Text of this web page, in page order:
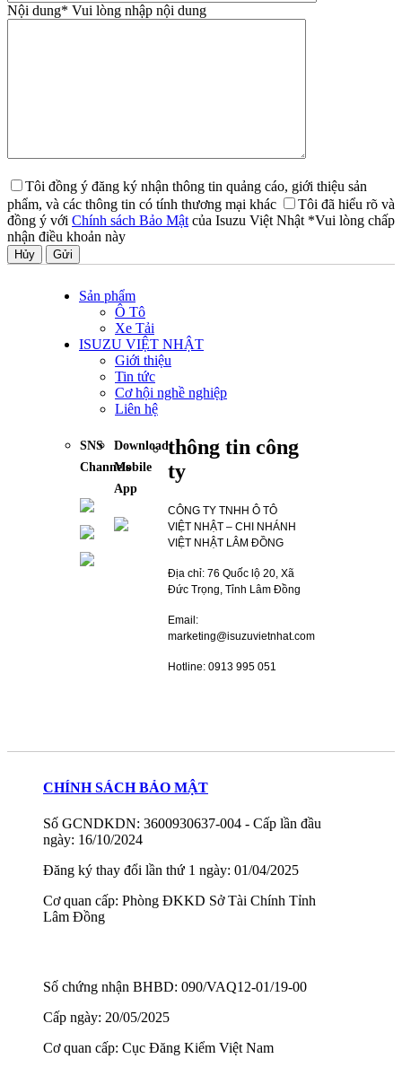
Nội dung* Vui lòng nhập nội dung
Tôi đồng ý đăng ký nhận thông tin quảng cáo, giới thiệu sản
phẩm, và các thông tin có tính thương mại khác
Tôi đã hiểu rõ và
đồng ý với Chính sách Bảo Mật của Isuzu Việt Nhật *Vui lòng chấp
nhận điều khoản này
Hủy
Sản phẩm
Ô Tô
Xe Tải
ISUZU VIỆT NHẬT
Giới thiệu
Tin tức
Cơ hội nghề nghiệp
Liên hệ
SNS
Channels
Download
Mobile
App
thông tin công
ty
CÔNG TY TNHH Ô TÔ
VIỆT NHẬT – CHI NHÁNH
VIỆT NHẬT LÂM ĐỒNG
Địa chỉ: 76 Quốc lộ 20, Xã
Đức Trọng, Tỉnh Lâm Đồng
Email:
marketing@isuzuvietnhat.com
Hotline: 0913 995 051
CHÍNH SÁCH BẢO MẬT
Số GCNDKDN: 3600930637-004 - Cấp lần đầu
ngày: 16/10/2024
Đăng ký thay đổi lần thứ 1 ngày: 01/04/2025
Cơ quan cấp: Phòng ĐKKD Sở Tài Chính Tỉnh
Lâm Đồng
Số chứng nhận BHBD: 090/VAQ12-01/19-00
Cấp ngày: 20/05/2025
Cơ quan cấp: Cục Đăng Kiểm Việt Nam